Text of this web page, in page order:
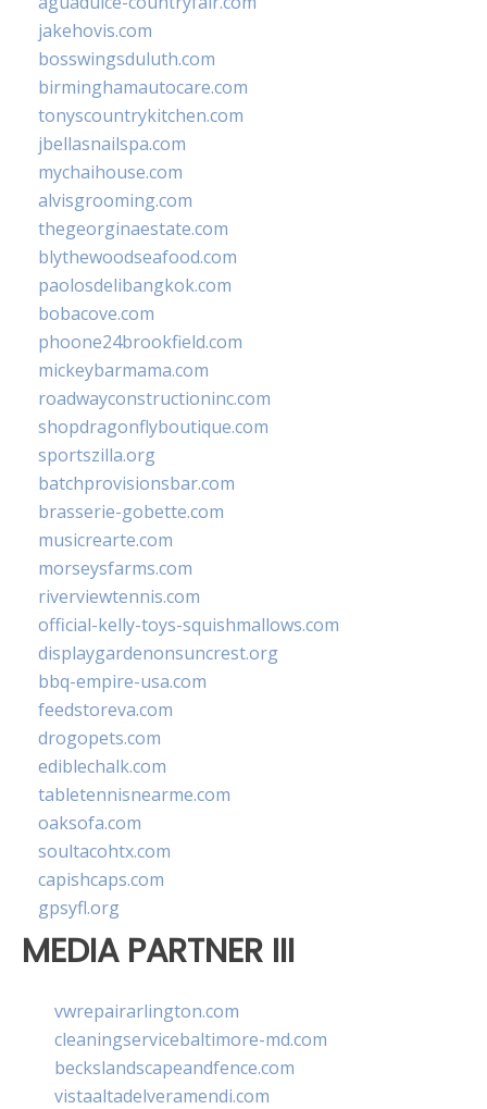
jakehovis.com
bosswingsduluth.com
birminghamautocare.com
tonyscountrykitchen.com
jbellasnailspa.com
mychaihouse.com
alvisgrooming.com
thegeorginaestate.com
blythewoodseafood.com
paolosdelibangkok.com
bobacove.com
phoone24brookfield.com
mickeybarmama.com
roadwayconstructioninc.com
shopdragonflyboutique.com
sportszilla.org
batchprovisionsbar.com
brasserie-gobette.com
musicrearte.com
morseysfarms.com
riverviewtennis.com
official-kelly-toys-squishmallows.com
displaygardenonsuncrest.org
bbq-empire-usa.com
feedstoreva.com
drogopets.com
ediblechalk.com
tabletennisnearme.com
oaksofa.com
soultacohtx.com
capishcaps.com
gpsyfl.org
MEDIA PARTNER III
vwrepairarlington.com
cleaningservicebaltimore-md.com
beckslandscapeandfence.com
vistaaltadelveramendi.com